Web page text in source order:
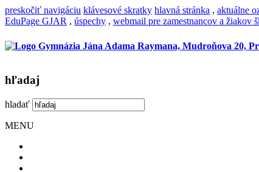
preskočiť navigáciu klávesové skratky hlavná stránka , aktuálne
EduPage GJAR , úspechy , webmail pre zamestnancov a žiakov
hľadaj
hladať
MENU